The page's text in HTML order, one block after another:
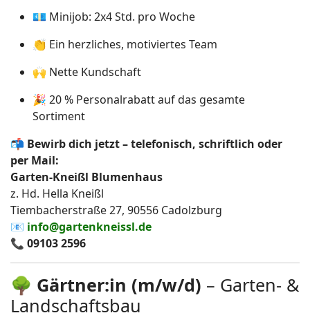
💶 Minijob: 2x4 Std. pro Woche
👏 Ein herzliches, motiviertes Team
🙌 Nette Kundschaft
🎉 20 % Personalrabatt auf das gesamte
Sortiment
📬 Bewirb dich jetzt – telefonisch, schriftlich oder
per Mail:
Garten-Kneißl Blumenhaus
z. Hd. Hella Kneißl
Tiembacherstraße 27, 90556 Cadolzburg
📧 info@gartenkneissl.de
📞 09103 2596
🌳 Gärtner:in (m/w/d) – Garten- &
Landschaftsbau